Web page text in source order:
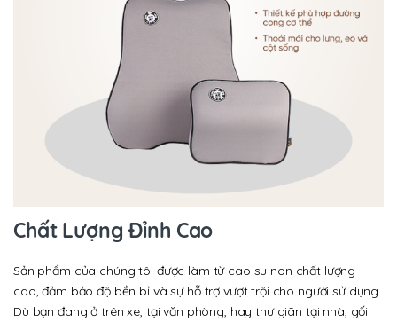
Chất Lượng Đỉnh Cao
Sản phẩm của chúng tôi được làm từ cao su non chất lượng
cao, đảm bảo độ bền bỉ và sự hỗ trợ vượt trội cho người sử dụng.
Dù bạn đang ở trên xe, tại văn phòng, hay thư giãn tại nhà, gối